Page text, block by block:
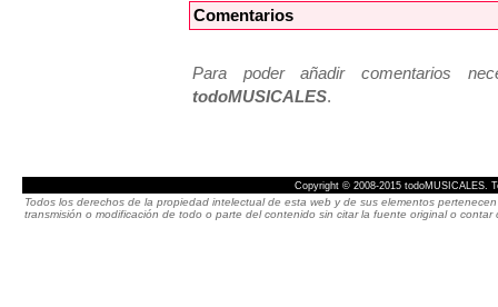
Comentarios
Para poder añadir comentarios
todoMUSICALES.
Copyright © 2008-2015 todoMUSICALES.
Todos los derechos de la propiedad intelectual de esta web y de sus elementos
transmisión o modificación de todo o parte del contenido sin citar la fuente original o